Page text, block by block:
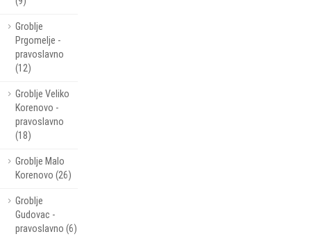
Groblje
Prgomelje -
pravoslavno
(12)
Groblje Veliko
Korenovo -
pravoslavno
(18)
Groblje Malo
Korenovo (26)
Groblje
Gudovac -
pravoslavno (6)